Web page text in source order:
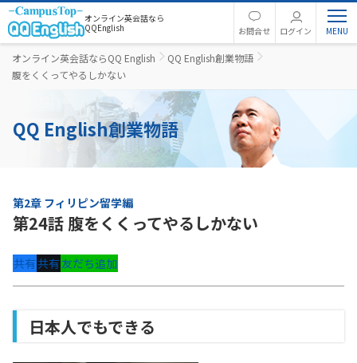
オンライン英会話なら
QQEnglish
お問合せ ログイン
オンライン英会話ならQQ English
QQ English創業物語
腹をくくってやるしかない
QQ English創業物語
第2章 フィリピン留学編
第24話 腹をくくってやるしかない
共有共有友だち追加
日本人でもできる